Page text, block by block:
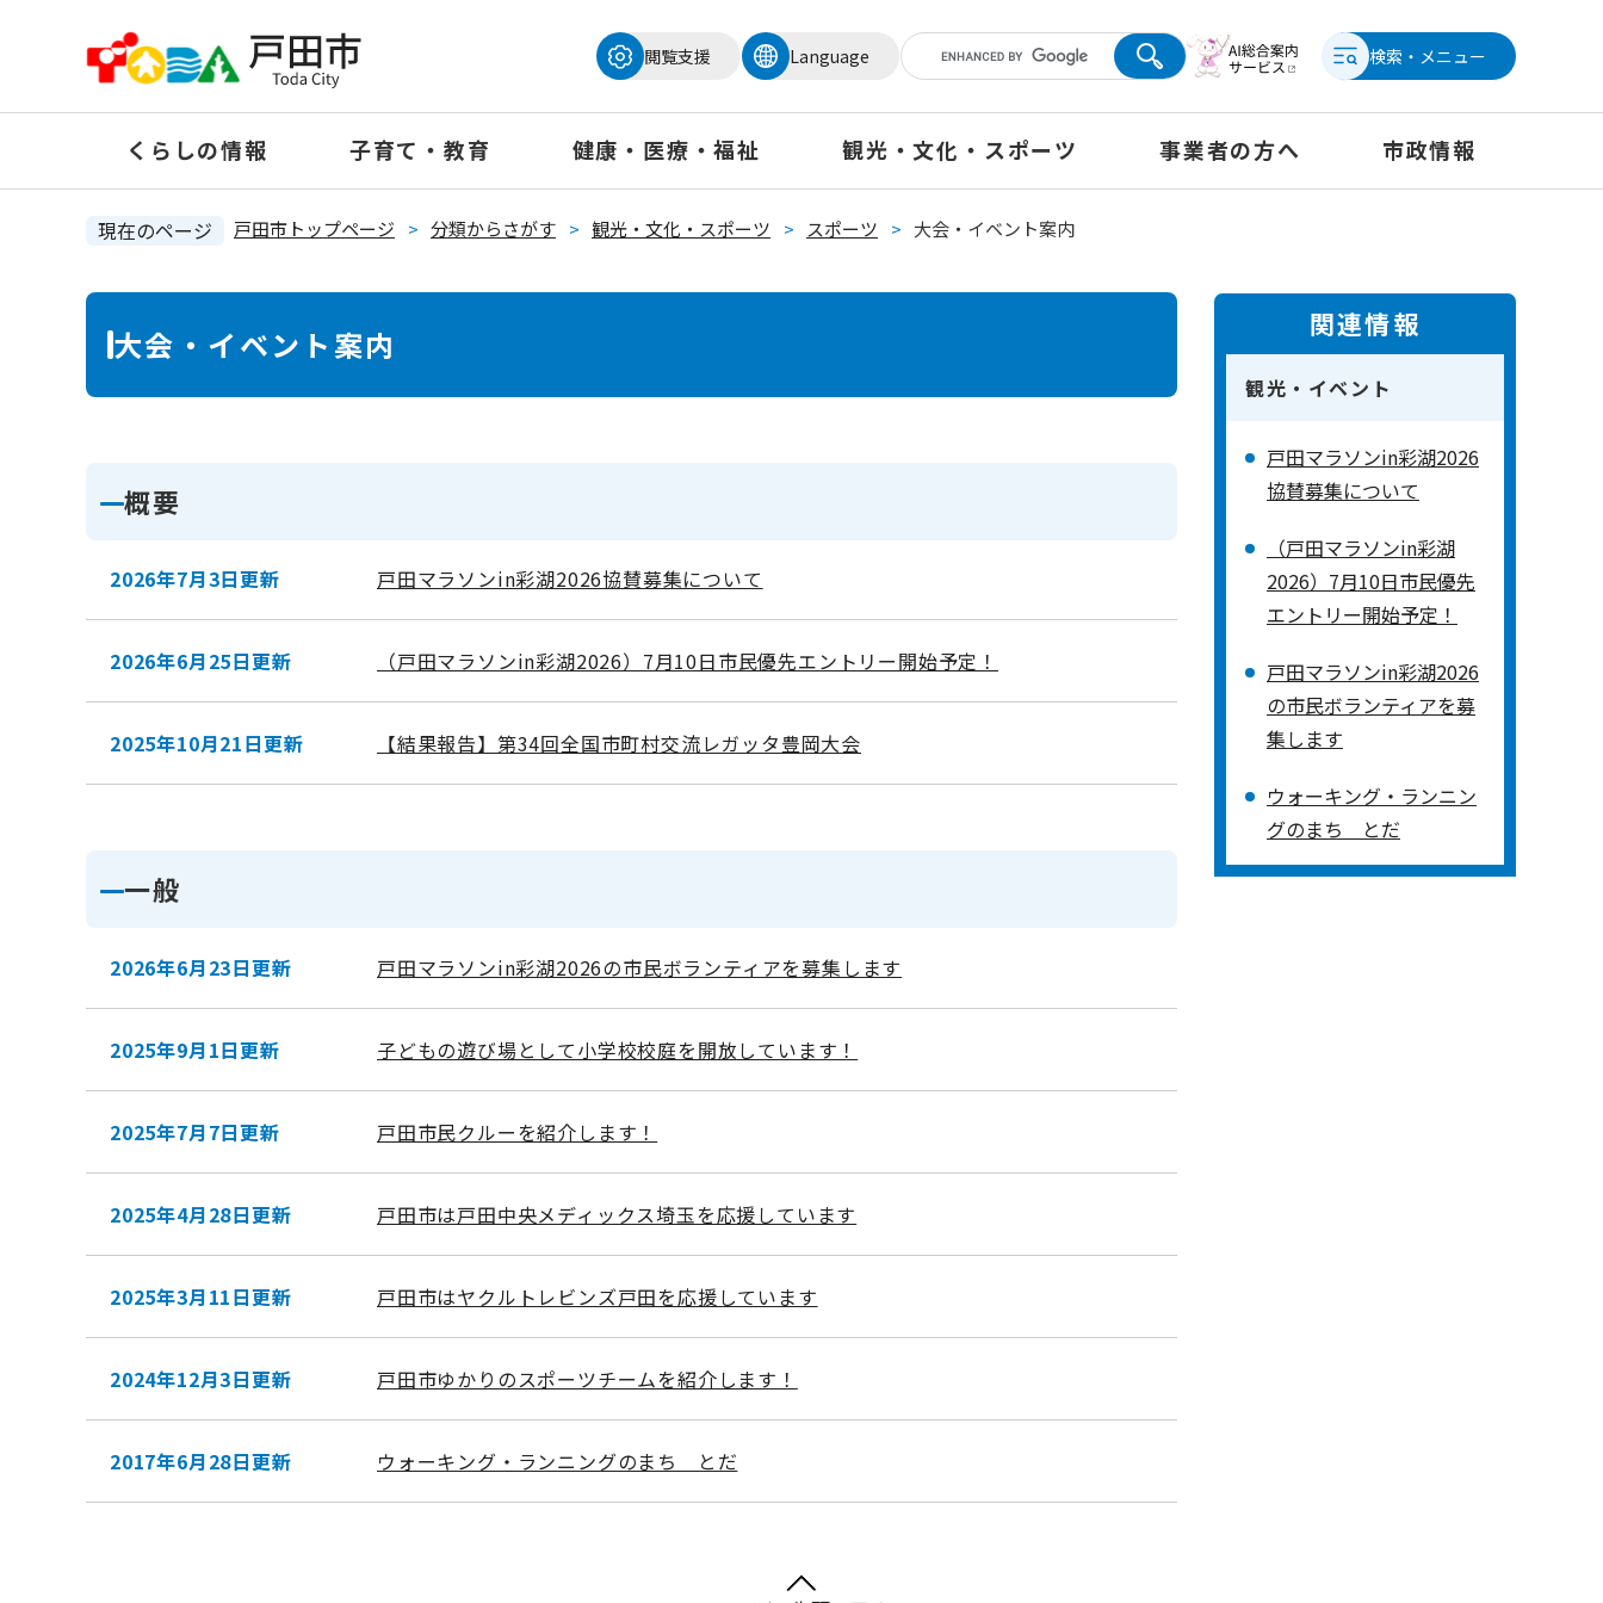
の
頭
閲覧支援
Language 検索・メニュー
くらしの情報 子育て・教育 健康・医療・福祉 観光・文化・スポーツ 事業者の方へ 市政情報
現在のページ 戸田市トップページ > 分類からさがす > 観光・文化・スポーツ > スポーツ > 大会・イベント案内
本
大会・イベント案内
概要
2026年7月3日更新 戸田マラソンin彩湖2026協賛募集について
2026年6月25日更新 （戸田マラソンin彩湖2026）7月10日市民優先エントリー開始予定！
2025年10月21日更新 【結果報告】第34回全国市町村交流レガッタ豊岡大会
一般
2026年6月23日更新 戸田マラソンin彩湖2026の市民ボランティアを募集します
2025年9月1日更新 子どもの遊び場として小学校校庭を開放しています！
2025年7月7日更新 戸田市民クルーを紹介します！
2025年4月28日更新 戸田市は戸田中央メディックス埼玉を応援しています
2025年3月11日更新 戸田市はヤクルトレビンズ戸田を応援しています
2024年12月3日更新 戸田市ゆかりのスポーツチームを紹介します！
2017年6月28日更新 ウォーキング・ランニングのまち とだ
関連情報
観光・イベント
戸田マラソンin彩湖2026
協賛募集について
（戸田マラソンin彩湖
2026）7月10日市民優先
エントリー開始予定！
戸田マラソンin彩湖2026
の市民ボランティアを募
集します
ウォーキング・ランニン
グのまち とだ